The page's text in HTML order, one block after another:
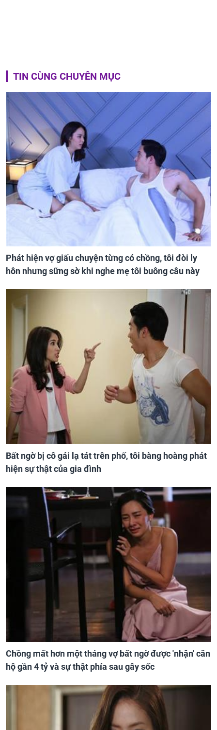
TIN CÙNG CHUYÊN MỤC
Phát hiện vợ giấu chuyện từng có chồng, tôi đòi ly
hôn nhưng sững sờ khi nghe mẹ tôi buông câu này
Bất ngờ bị cô gái lạ tát trên phố, tôi bàng hoàng phát
hiện sự thật của gia đình
Chồng mất hơn một tháng vợ bất ngờ được 'nhận' căn
hộ gần 4 tỷ và sự thật phía sau gây sốc